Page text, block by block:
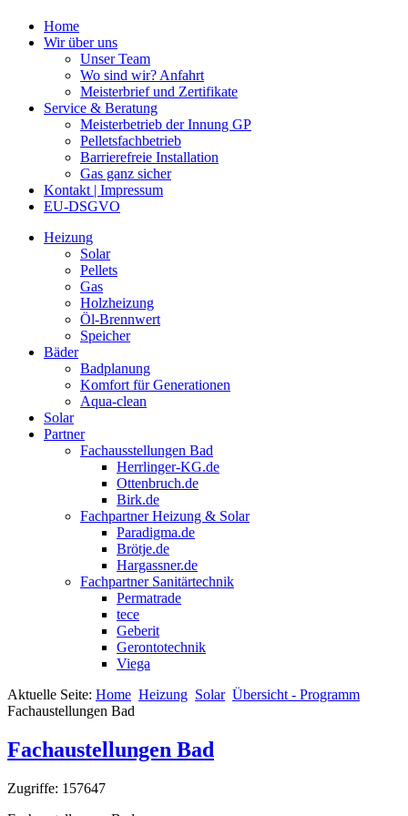
Home
Wir über uns
Unser Team
Wo sind wir? Anfahrt
Meisterbrief und Zertifikate
Service & Beratung
Meisterbetrieb der Innung GP
Pelletsfachbetrieb
Barrierefreie Installation
Gas ganz sicher
Kontakt | Impressum
EU-DSGVO
Heizung
Solar
Pellets
Gas
Holzheizung
Öl-Brennwert
Speicher
Bäder
Badplanung
Komfort für Generationen
Aqua-clean
Solar
Partner
Fachausstellungen Bad
Herrlinger-KG.de
Ottenbruch.de
Birk.de
Fachpartner Heizung & Solar
Paradigma.de
Brötje.de
Hargassner.de
Fachpartner Sanitärtechnik
Permatrade
tece
Geberit
Gerontotechnik
Viega
Aktuelle Seite: Home Heizung Solar Übersicht - Programm
Fachaustellungen Bad
Fachaustellungen Bad
Zugriffe: 157647